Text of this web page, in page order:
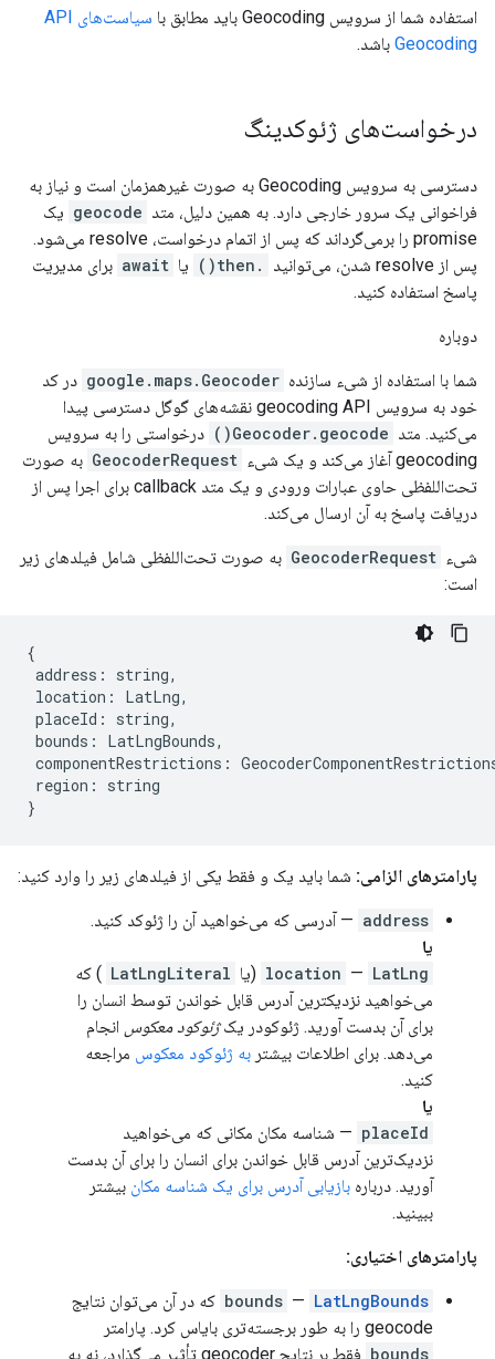
استفاده شما از سرویس Geocoding باید مطابق با
سیاست‌های API
Geocoding باشد.
درخواست‌های ژئوکدینگ
دسترسی به سرویس Geocoding به صورت غیرهمزمان است و نیاز به
فراخوانی یک سرور خارجی دارد. به همین دلیل، متد geocode یک
promise را برمی‌گرداند که پس از اتمام درخواست، resolve می‌شود.
پس از resolve شدن، می‌توانید
.then() یا await برای مدیریت
پاسخ استفاده کنید.
دوباره
شما با استفاده از شیء سازنده google.maps.Geocoder در کد
خود به سرویس geocoding API نقشه‌های گوگل دسترسی پیدا
می‌کنید. متد Geocoder.geocode()
درخواستی را به سرویس
geocoding آغاز می‌کند و یک شیء
GeocoderRequest به صورت
تحت‌اللفظی حاوی عبارات ورودی و یک متد callback برای اجرا پس از
دریافت پاسخ به آن ارسال می‌کند.
شیء GeocoderRequest به صورت تحت‌اللفظی شامل فیلدهای زیر
است:
{
address : string,
location : LatLng,
placeId : string,
bounds : LatLngBounds,
componentRestrictions :
region :
string
}
پارامترهای الزامی: شما باید یک و فقط یکی از فیلدهای زیر را وارد کنید:
address — آدرسی که می‌خواهید آن را ژئوکد کنید.
یا
location — LatLng (یا LatLngLiteral ) که
می‌خواهید نزدیکترین آدرس قابل خواندن توسط انسان را
برای آن بدست آورید. ژئوکودر یکژئوکود معکوس انجام
می‌دهد. برای اطلاعات بیشتر به ژئوکود معکوس مراجعه
کنید.
یا
placeId — شناسه مکان مکانی که می‌خواهید
نزدیک‌ترین آدرس قابل خواندن برای انسان را برای آن بدست
آورید. درباره بازیابی آدرس برای یک شناسه مکان بیشتر
ببینید.
پارامترهای اختیاری:
bounds — LatLngBounds
که در آن می‌توان نتایج
geocode را به طور برجسته‌تری بایاس کرد. پارامتر
bounds
فقط بر نتایج geocoder تأثیر می‌گذارد، نه به